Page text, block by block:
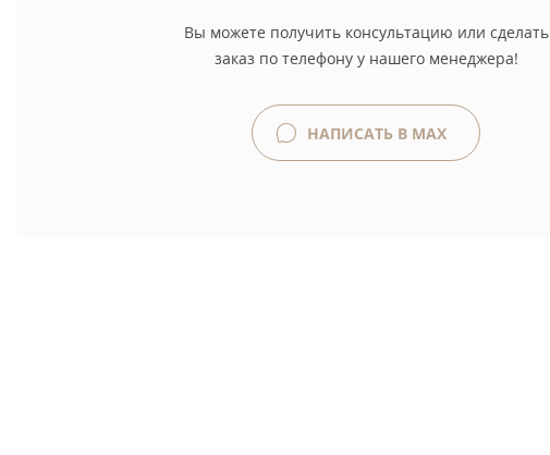
Вы можете получить консультацию или сделать
заказ по телефону у нашего менеджера!
НАПИСАТЬ В MAX